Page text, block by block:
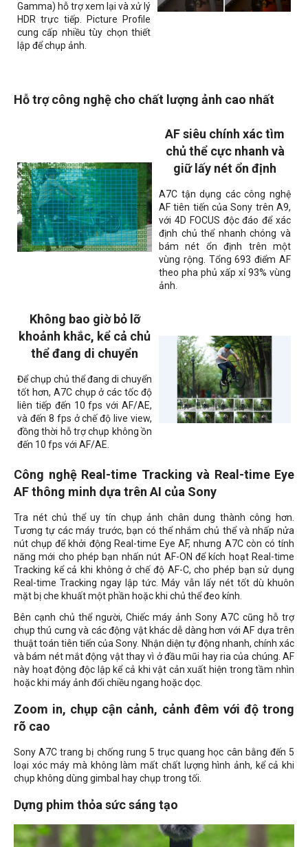
Gamma) hỗ trợ xem lại và xử lý
HDR trực tiếp. Picture Profile
cung cấp nhiều tùy chọn thiết
lập để chụp ảnh.
Hỗ trợ công nghệ cho chất lượng ảnh cao nhất
AF siêu chính xác tìm
chủ thể cực nhanh và
giữ lấy nét ổn định
A7C tận dụng các công nghệ
AF tiên tiến của Sony trên A9,
với 4D FOCUS độc đáo để xác
định chủ thể nhanh chóng và
bám nét ổn định trên một
vùng rộng. Tổng 693 điểm AF
theo pha phủ xấp xỉ 93% vùng
ảnh.
Không bao giờ bỏ lỡ
khoảnh khắc, kể cả chủ
thể đang di chuyển
Để chụp chủ thể đang di chuyển
tốt hơn, A7C chụp ở các tốc độ
liên tiếp đến 10 fps với AF/AE,
và đến 8 fps ở chế độ live view,
đồng thời hỗ trợ chụp không ồn
đến 10 fps với AF/AE.
Công nghệ Real-time Tracking và Real-time Eye
AF thông minh dựa trên AI của Sony
Tra nét chủ thể uy tín chụp ảnh chân dung thành công hơn.
Tương tự các máy trước, bạn có thể nhắm chủ thể và nhấp nửa
nút chụp để khởi động Real-time Eye AF, nhưng A7C còn có tính
năng mới cho phép bạn nhấn nút AF-ON để kích hoạt Real-time
Tracking kể cả khi không ở chế độ AF-C, cho phép bạn sử dụng
Real-time Tracking ngay lập tức. Máy vẫn lấy nét tốt dù khuôn
mặt bị che khuất một phần hoặc khi chủ thể đeo kính.
Bên cạnh chủ thể người, Chiếc máy ảnh Sony A7C cũng hỗ trợ
chụp thú cưng và các động vật khác dễ dàng hơn với AF dựa trên
thuật toán tiên tiến của Sony. Nhận diện tự động nhanh, chính xác
và bám nét mắt động vật thay vì ở đầu mũi hay ria của chúng. AF
này hoạt động độc lập kể cả khi vật cản xuất hiện trong tầm nhìn
hoặc khi máy ảnh đổi chiều ngang hoặc dọc.
Zoom in, chụp cận cảnh, cảnh đêm với độ trong
rõ cao
Sony A7C trang bị chống rung 5 trục quang học cân bằng đến 5
loại xóc máy mà không làm mất chất lượng hình ảnh, kể cả khi
chụp không dùng gimbal hay chụp trong tối.
Dựng phim thỏa sức sáng tạo